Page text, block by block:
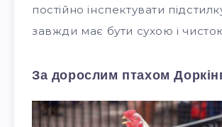
постійно інспектувати
завжди має бути сухою і
За дорослим птахом